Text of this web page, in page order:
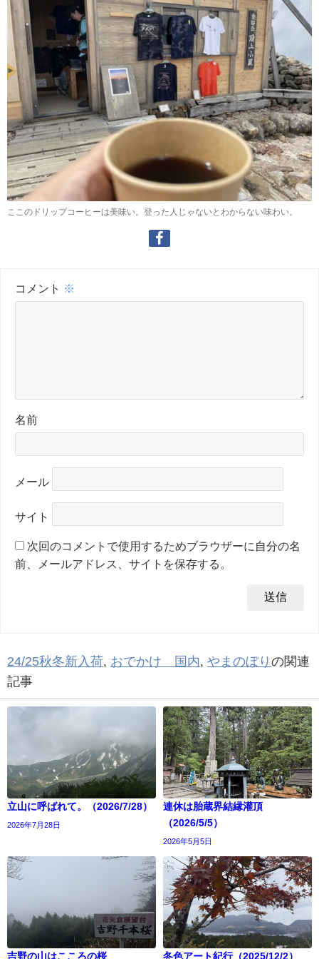
ここのドリップコーヒーは美味い。登った人じゃないとわからない味わい。
コメント ※
名前
メール
サイト
次回のコメントで使用するためブラウザーに自分の名
前、メールアドレス、サイトを保存する。
24/25秋冬新入荷, おでかけ 国内, やまのぼり の関連
記事
立山に呼ばれて。（2026/7/28）
2026年7月28日
連休は胎蔵界結縁灌頂
（2026/5/5）
2026年5月5日
吉野の山はこころの桜 冬色アート紀行（2025/12/2）